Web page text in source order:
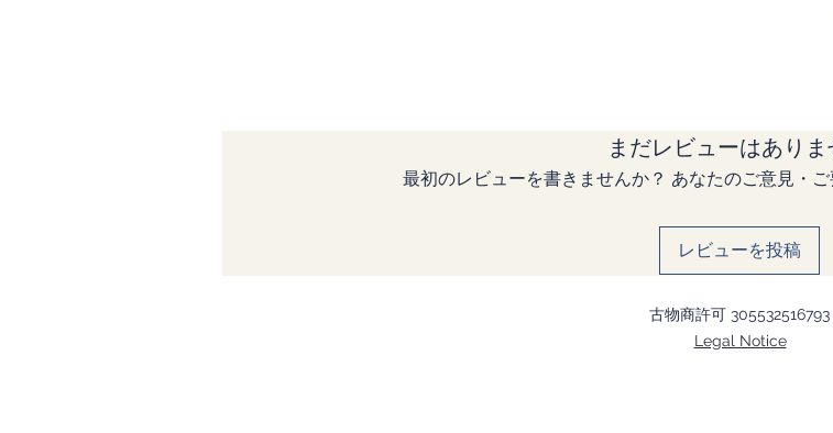
まだレビューはありま
最初のレビューを書きませんか？ あなたのご意見・ご
レビューを投稿
古物商許可 305532516793
Legal Notice